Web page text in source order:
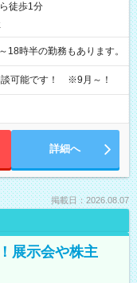
徒歩1分
時半の勤務もあります。
可能です！ ※9月～！
詳細へ
掲載日：2026.08.07
展示会や株主